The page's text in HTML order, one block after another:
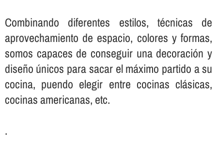
Combinando diferentes estilos, técnicas de
aprovechamiento de espacio, colores y formas,
somos capaces de conseguir una decoración y
diseño únicos para sacar el máximo partido a su
cocina, puendo elegir entre cocinas clásicas,
cocinas americanas, etc.
.